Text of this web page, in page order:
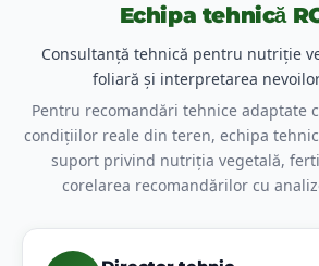
🌿Carența deZinc
Internervare clorotică pe frunzele tinere,
internoduri scurte, pete bronzate sau albe-
Echipa tehnică
Consultanță tehnică pentru nutriție
foliară și interpretarea
Pentru recomandări tehnice adaptate
condițiilor reale din teren, echipa
suport privind nutriția vegetală,
corelarea recomandărilor cu